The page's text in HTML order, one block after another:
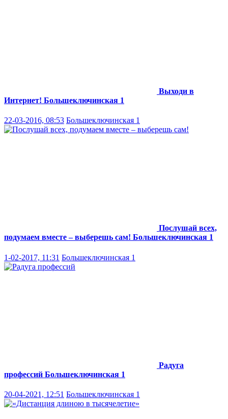
Выходи в
Интернет! Большеключинская 1
22-03-2016, 08:53 Большеключинская 1
Послушай всех,
подумаем вместе – выберешь сам! Большеключинская 1
1-02-2017, 11:31 Большеключинская 1
Радуга
профессий Большеключинская 1
20-04-2021, 12:51 Большеключинская 1